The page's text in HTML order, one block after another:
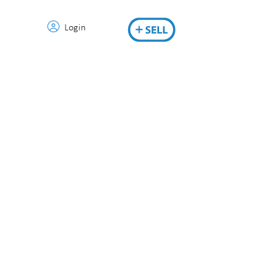
Login